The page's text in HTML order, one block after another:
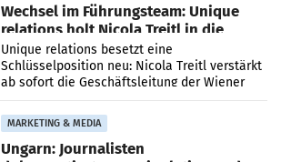
Wechsel im Führungsteam: Unique
relations holt Nicola Treitl in die
Geschäftsleitung
Unique relations besetzt eine
Schlüsselposition neu: Nicola Treitl verstärkt
ab sofort die Geschäftsleitung der Wiener
PR-Agentur an der Seite von Josef Kalina und
Anna Kalina-Mahr.
MARKETING & MEDIA
Ungarn: Journalisten